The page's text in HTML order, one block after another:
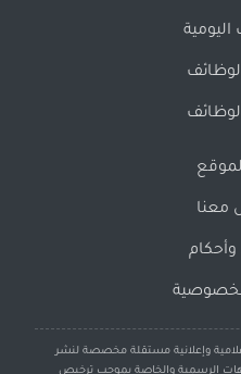
اليومية
معنا
وإعلانية مستقلة مخصصة لنشر
الرسمية والخاصة بموجب ترخيص